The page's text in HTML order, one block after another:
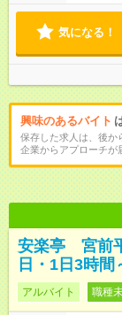
談可能◎
気になる！
興味のあるバイト
保存した求人は、後か
企業からアプローチが
安楽亭 宮前
日・1日3時間
アルバイト 職種